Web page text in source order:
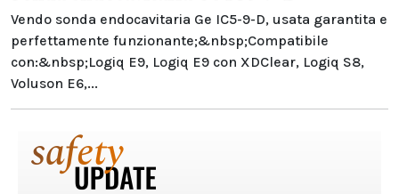
Vendo sonda endocavitaria Ge IC5-9-D, usata garantita e
perfettamente funzionante;&nbsp;Compatibile
con:&nbsp;Logiq E9, Logiq E9 con XDClear, Logiq S8,
Voluson E6,...